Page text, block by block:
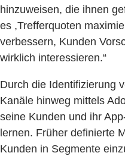
hinzuweisen, die ihnen
es ,Trefferquoten
verbessern, Kunden
wirklich interessieren.“
Durch die Identifizierung
Kanäle hinweg mittels
seine Kunden und ihr
lernen. Früher definierte
Kunden in Segmente